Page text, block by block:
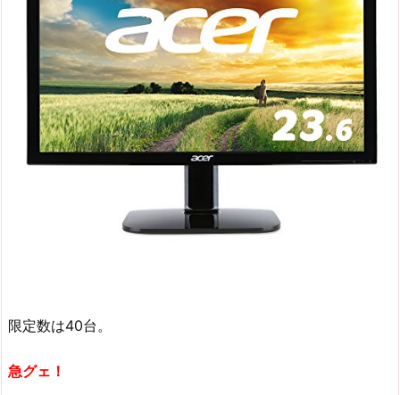
限定数は40台。
急グェ！